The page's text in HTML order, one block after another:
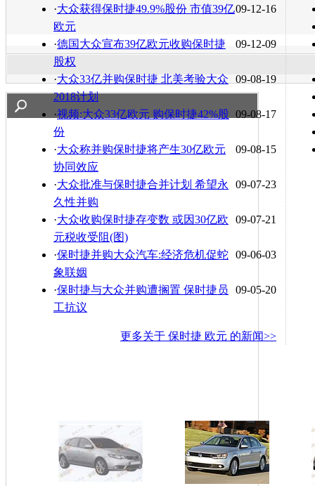
09-12-16
·大众获得保时捷49.9%股份 市值39亿
欧元
09-12-09
·德国大众宣布39亿欧元收购保时捷
股权
09-08-19
·大众33亿并购保时捷 北美考验大众
2018计划
09-08-17
·视频:大众33亿欧元 购保时捷42%股
份
09-08-15
·大众称并购保时捷将产生30亿欧元
协同效应
09-07-23
·大众批准与保时捷合并计划 希望永
久性并购
09-07-21
·大众收购保时捷存变数 或因30亿欧
元税收受阻(图)
09-06-03
·保时捷并购大众汽车:经济危机促蛇
象联姻
09-05-20
·保时捷与大众并购遭搁置 保时捷员
工抗议
更多关于 保时捷 欧元 的新闻>>